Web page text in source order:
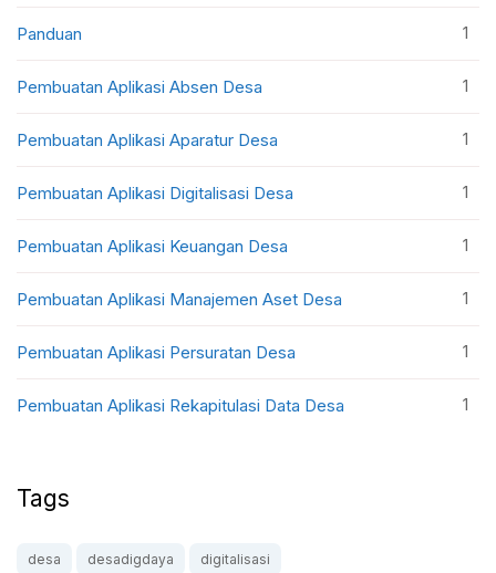
Panduan 1
Pembuatan Aplikasi Absen Desa 1
Pembuatan Aplikasi Aparatur Desa 1
Pembuatan Aplikasi Digitalisasi Desa 1
Pembuatan Aplikasi Keuangan Desa 1
Pembuatan Aplikasi Manajemen Aset Desa 1
Pembuatan Aplikasi Persuratan Desa 1
Pembuatan Aplikasi Rekapitulasi Data Desa 1
Tags
desa desadigdaya digitalisasi